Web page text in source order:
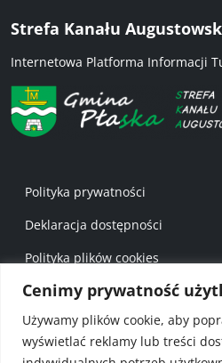
Cenimy prywatność
Używamy plików cookie, aby
wyświetlać reklamy lub treści
Strefa Kanału
Internetowa Platforma Informacji
Menu w stopce 1
Polityka prywatności
Deklaracja dostępności
Polityka plików cookies
Mapa strony
Menu w stopce 2
Gmina Płaska